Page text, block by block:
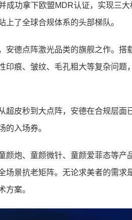
成功拿下欧盟MDR认证，实现三
上了全球合规体系的头部梯队。
安德点阵激光品类的旗舰之作。
印痕、皱纹、毛孔粗大等复杂问
超皮秒到大点阵，安德在合规层
的入场券。
颜炮、童颜微针、童颜爱菲态等
场景抗老矩阵。无论求美者的需
方案。